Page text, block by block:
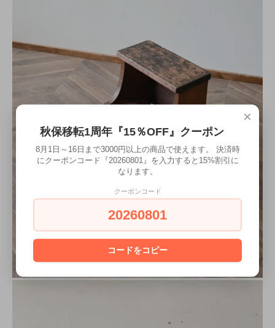
×
秋保移転1周年『15％OFF』クーポン
8月1日～16日まで3000円以上の商品で使えます。 決済時
にクーポンコード『20260801』を入力すると15%割引に
なります。
クーポンコード
20260801
コードをコピー